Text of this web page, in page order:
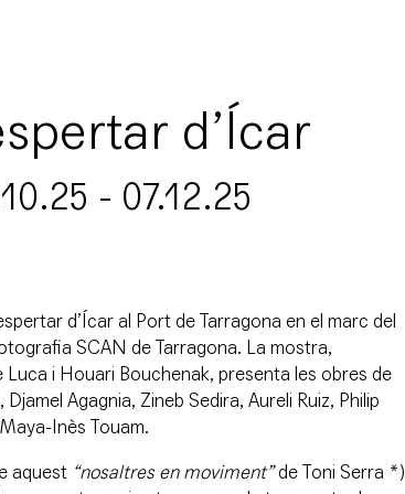
d’Ícar
- 07.12.25
d’Ícar al Port de Tarragona en el marc del
SCAN de Tarragona. La mostra,
Luca i Houari Bouchenak, presenta les obres de
Agagnia, Zineb Sedira, Aureli Ruiz, Philip
Inès Touam.
aquest “nosaltres en moviment”de Toni Serra *)